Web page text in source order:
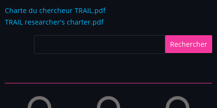
Charte du chercheur TRAIL.pdf
TRAIL researcher's charter.pdf